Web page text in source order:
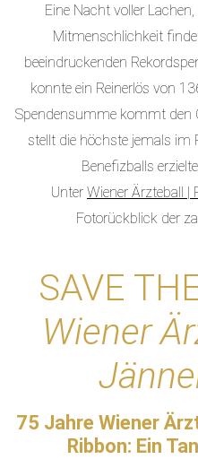
Eine Nacht voller
Mitmenschlichkeit
beeindruckenden
konnte ein Reinerlös von
Spendensumme kommt den
stellt die höchste jemals im
Benefizballs
Unter Wiener Ärzteball |
Fotorückblick der
SAVE
Wiener
75 Jahre Wiener
Ribbon: Ein